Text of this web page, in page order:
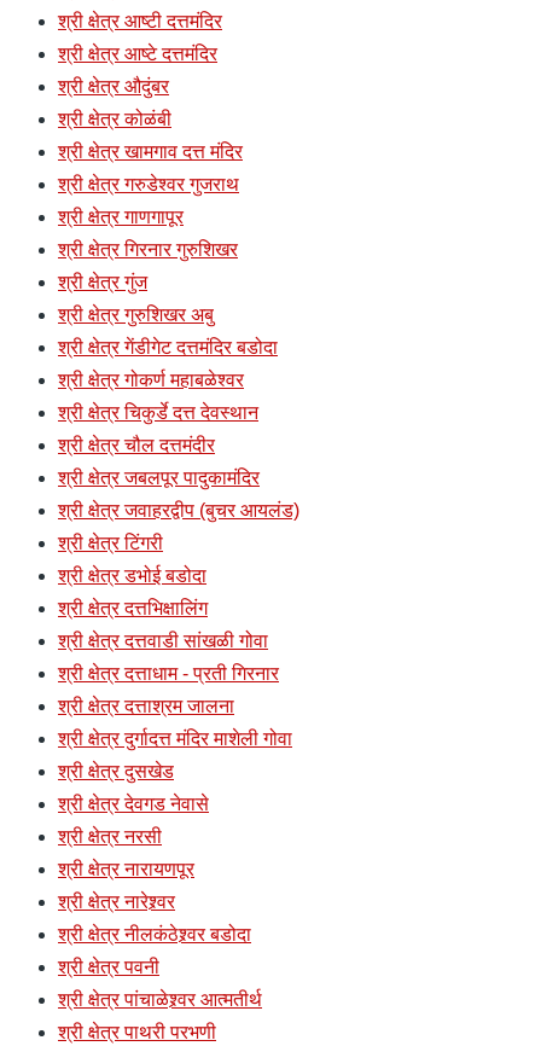
श्री क्षेत्र आष्टी दत्तमंदिर
श्री क्षेत्र आष्टे दत्तमंदिर
श्री क्षेत्र औदुंबर
श्री क्षेत्र कोळंबी
श्री क्षेत्र खामगाव दत्त मंदिर
श्री क्षेत्र गरुडेश्वर गुजराथ
श्री क्षेत्र गाणगापूर
श्री क्षेत्र गिरनार गुरुशिखर
श्री क्षेत्र गुंज
श्री क्षेत्र गुरुशिखर अबु
श्री क्षेत्र गेंडीगेट दत्तमंदिर बडोदा
श्री क्षेत्र गोकर्ण महाबळेश्वर
श्री क्षेत्र चिकुर्डे दत्त देवस्थान
श्री क्षेत्र चौल दत्तमंदीर
श्री क्षेत्र जबलपूर पादुकामंदिर
श्री क्षेत्र जवाहरद्वीप (बुचर आयलंड)
श्री क्षेत्र टिंगरी
श्री क्षेत्र डभोई बडोदा
श्री क्षेत्र दत्तभिक्षालिंग
श्री क्षेत्र दत्तवाडी सांखळी गोवा
श्री क्षेत्र दत्ताधाम - प्रती गिरनार
श्री क्षेत्र दत्ताश्रम जालना
श्री क्षेत्र दुर्गादत्त मंदिर माशेली गोवा
श्री क्षेत्र दुसखेड
श्री क्षेत्र देवगड नेवासे
श्री क्षेत्र नरसी
श्री क्षेत्र नारायणपूर
श्री क्षेत्र नारेश्र्वर
श्री क्षेत्र नीलकंठेश्र्वर बडोदा
श्री क्षेत्र पवनी
श्री क्षेत्र पांचाळेश्र्वर आत्मतीर्थ
श्री क्षेत्र पाथरी परभणी